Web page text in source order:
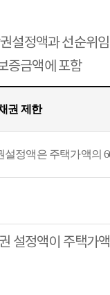
설정액과 선순위
증금액에 포함
권 제한
정액은 주택가액의
설정액이 주택가